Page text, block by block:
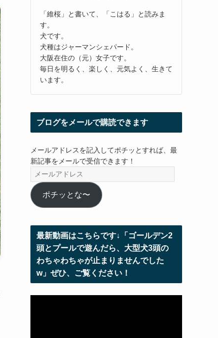
「維桜」と書いて、「こはる」と読みま
す。
犬です。
犬種はジャーマンシェパード。
大阪在住の（元）女子です。
毎日を明るく、楽しく、元気よく、生きて
います。
ブログをメールで購読できます
メールアドレスを記入してポチッとすれば、最
新記事をメールで受信できます！
ー
ル
ア
レ
ス
ポチッとな〜
最新動画はこちらです↓「ゴールデン2
頭とプールで遊んだら、大型犬3頭の
わちゃわちゃが止まりませんでした
w」ぜひ、ご覧ください！